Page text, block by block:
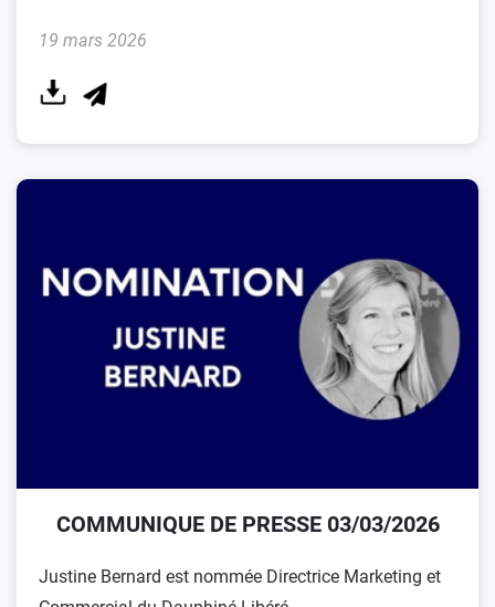
19 mars 2026
COMMUNIQUE DE PRESSE 03/03/2026
Justine Bernard est nommée Directrice Marketing et